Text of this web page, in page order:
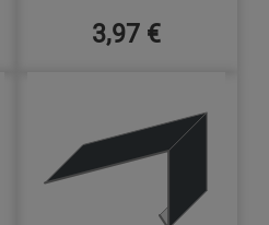
3,97 €